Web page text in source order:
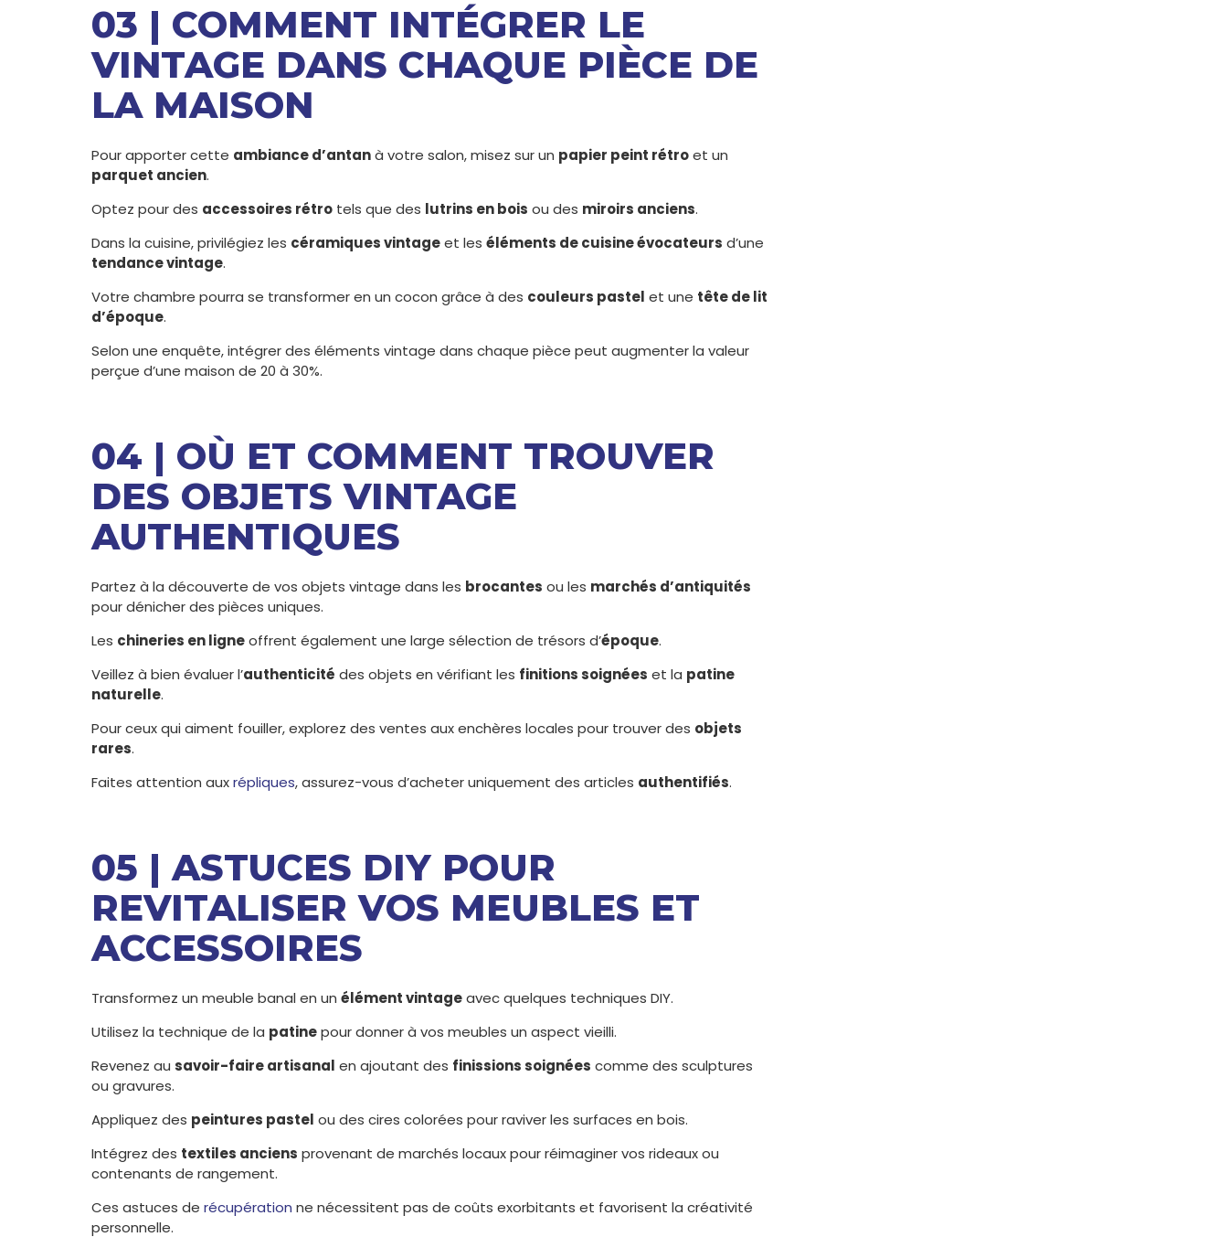
03 | COMMENT INTÉGRER LE
VINTAGE DANS CHAQUE PIÈCE DE
LA MAISON
Pour apporter cette ambiance d’antanà votre salon, misez sur un papier peint rétroet un
parquet ancien.
Optez pour des accessoires rétro tels que des lutrins en bois ou des miroirs anciens.
Dans la cuisine, privilégiez les céramiques vintageet les éléments de cuisine évocateurs d’une
tendance vintage.
Votre chambre pourra se transformer en un cocon grâce à des couleurs pastel et une tête de lit
d’époque.
Selon une enquête, intégrer des éléments vintage dans chaque pièce peut augmenter la valeur
perçue d’une maison de 20 à 30%.
04 | OÙ ET COMMENT TROUVER
DES OBJETS VINTAGE
AUTHENTIQUES
Partez à la découverte de vos objets vintage dans les brocantes ou les marchés d’antiquités
pour dénicher des pièces uniques.
Les chineries en ligneoffrent également une large sélection de trésors d’époque.
Veillez à bien évaluer l’authenticité des objets en vérifiant les finitions soignées et la patine
naturelle.
Pour ceux qui aiment fouiller, explorez des ventes aux enchères locales pour trouver des objets
rares.
Faites attention auxrépliques, assurez-vous d’acheter uniquement des articles authentifiés.
05 | ASTUCES DIY POUR
REVITALISER VOS MEUBLES ET
ACCESSOIRES
Transformez un meuble banal en un élément vintageavec quelques techniques DIY.
Utilisez la technique de la patinepour donner à vos meubles un aspect vieilli.
Revenez au savoir-faire artisanal en ajoutant des finissions soignées comme des sculptures
ou gravures.
Appliquez des peintures pastel ou des cires colorées pour raviver les surfaces en bois.
Intégrez des textiles anciens provenant de marchés locaux pour réimaginer vos rideaux ou
contenants de rangement.
Ces astuces de récupération ne nécessitent pas de coûts exorbitants et favorisent la créativité
personnelle.